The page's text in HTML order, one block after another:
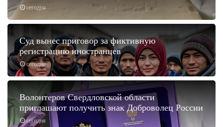
сегодня
сегодня
Суд вынес приговор за фиктивную
регистрацию иностранцев
сегодня
Волонтеров Свердловской области
приглашают получить знак Доброволец России